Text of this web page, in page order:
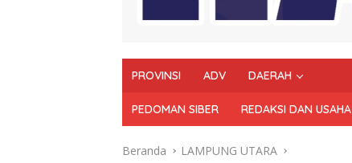
PROVINSI ADV DAERAH
PEDOMAN SIBER REDAKSI DAN USAHA
Beranda LAMPUNG UTARA